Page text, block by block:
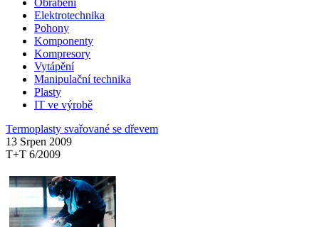
Elektrotechnika
Pohony
Komponenty
Kompresory
Vytápění
Manipulační technika
Plasty
IT ve výrobě
Termoplasty svařované se dřevem
13 Srpen 2009
T+T 6/2009